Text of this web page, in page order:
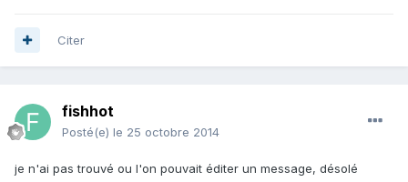
Citer
fishhot
Posté(e) le 25 octobre 2014
je n'ai pas trouvé ou l'on pouvait éditer un message, désolé